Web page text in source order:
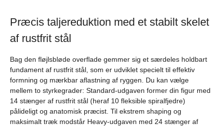
Præcis taljereduktion med et stabilt skelet
af rustfrit stål
Bag den fløjlsbløde overflade gemmer sig et særdeles holdbart
fundament af rustfrit stål, som er udviklet specielt til effektiv
formning og mærkbar aflastning af ryggen. Du kan vælge
mellem to styrkegrader: Standard-udgaven former din figur med
14 stænger af rustfrit stål (heraf 10 fleksible spiralfjedre)
pålideligt og anatomisk præcist. Til ekstrem shaping og
maksimalt træk modstår Heavy-udgaven med 24 stænger af